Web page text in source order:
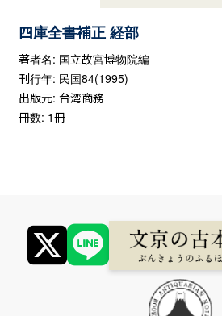
四庫全書補正 経部
著者名: 国立故宮博物院編
刊行年: 民国84(1995)
出版元: 台湾商務
冊数: 1冊